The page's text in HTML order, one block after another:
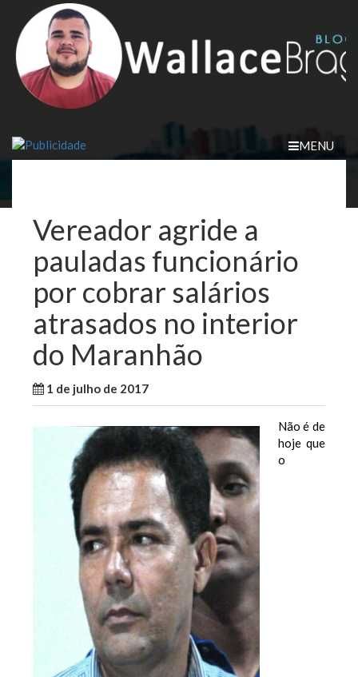
content
MENU
Vereador agride a
pauladas funcionário
por cobrar salários
atrasados no interior
do Maranhão
1 de julho de 2017
Não é de
hoje que
o